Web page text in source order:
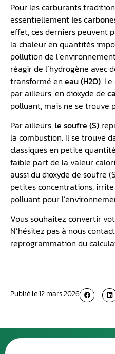
Pour les carburants
essentiellement les
effet, ces derniers peuvent
la chaleur en quantités
pollution de
réagir de l’hydrogène avec
transformé en eau (H2O).
par ailleurs, en dioxyde de
polluant, mais ne se trouve
Par ailleurs, le soufre (S)
la combustion. Il se trouve
classiques en petite
faible part de la valeur
aussi du dioxyde de soufre
petites concentrations,
polluant pour
Vous souhaitez convertir
N’hésitez pas à nous
reprogrammation du
Publié le12 mars 2026